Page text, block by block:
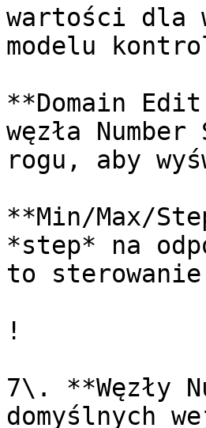
wartości dla
modelu
**Domain
węzła
rogu, aby
**Min/Max/
*step* na
to
!
7\. **Węzły
domyślnych